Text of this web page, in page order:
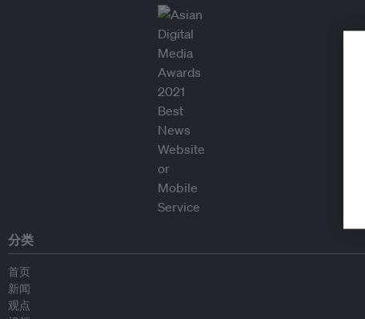
分类
首页
新闻
观点